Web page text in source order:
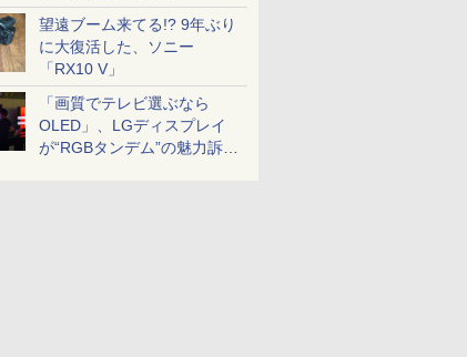
望遠ブーム来てる!? 9年ぶり
に大復活した、ソニー
「RX10 V」
「画質でテレビ選ぶなら
OLED」、LGディスプレイ
が“RGBタンデム”の魅力訴